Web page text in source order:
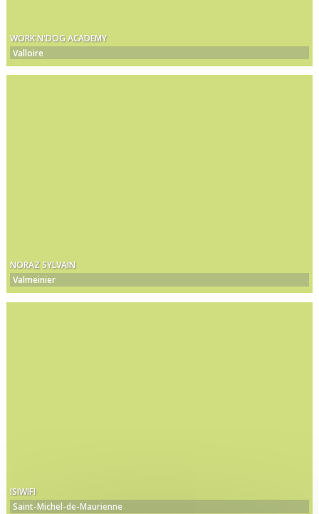
WORK'N'DOG ACADEMY
Valloire
NORAZ SYLVAIN
Valmeinier
ISIWIFI
Saint-Michel-de-Maurienne